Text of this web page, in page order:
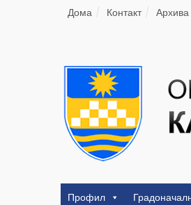
Дома Контакт Архива
Профил